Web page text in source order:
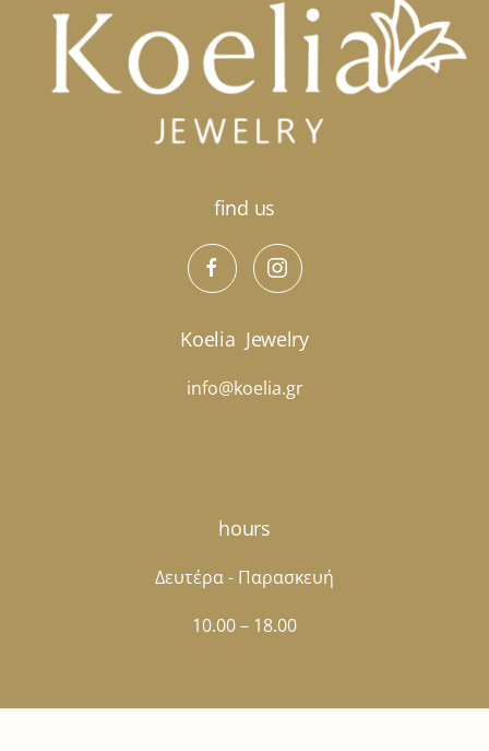
find us
Koelia Jewelry
info@koelia.gr
hours
Δευτέρα - Παρασκευή
10.00 – 18.00